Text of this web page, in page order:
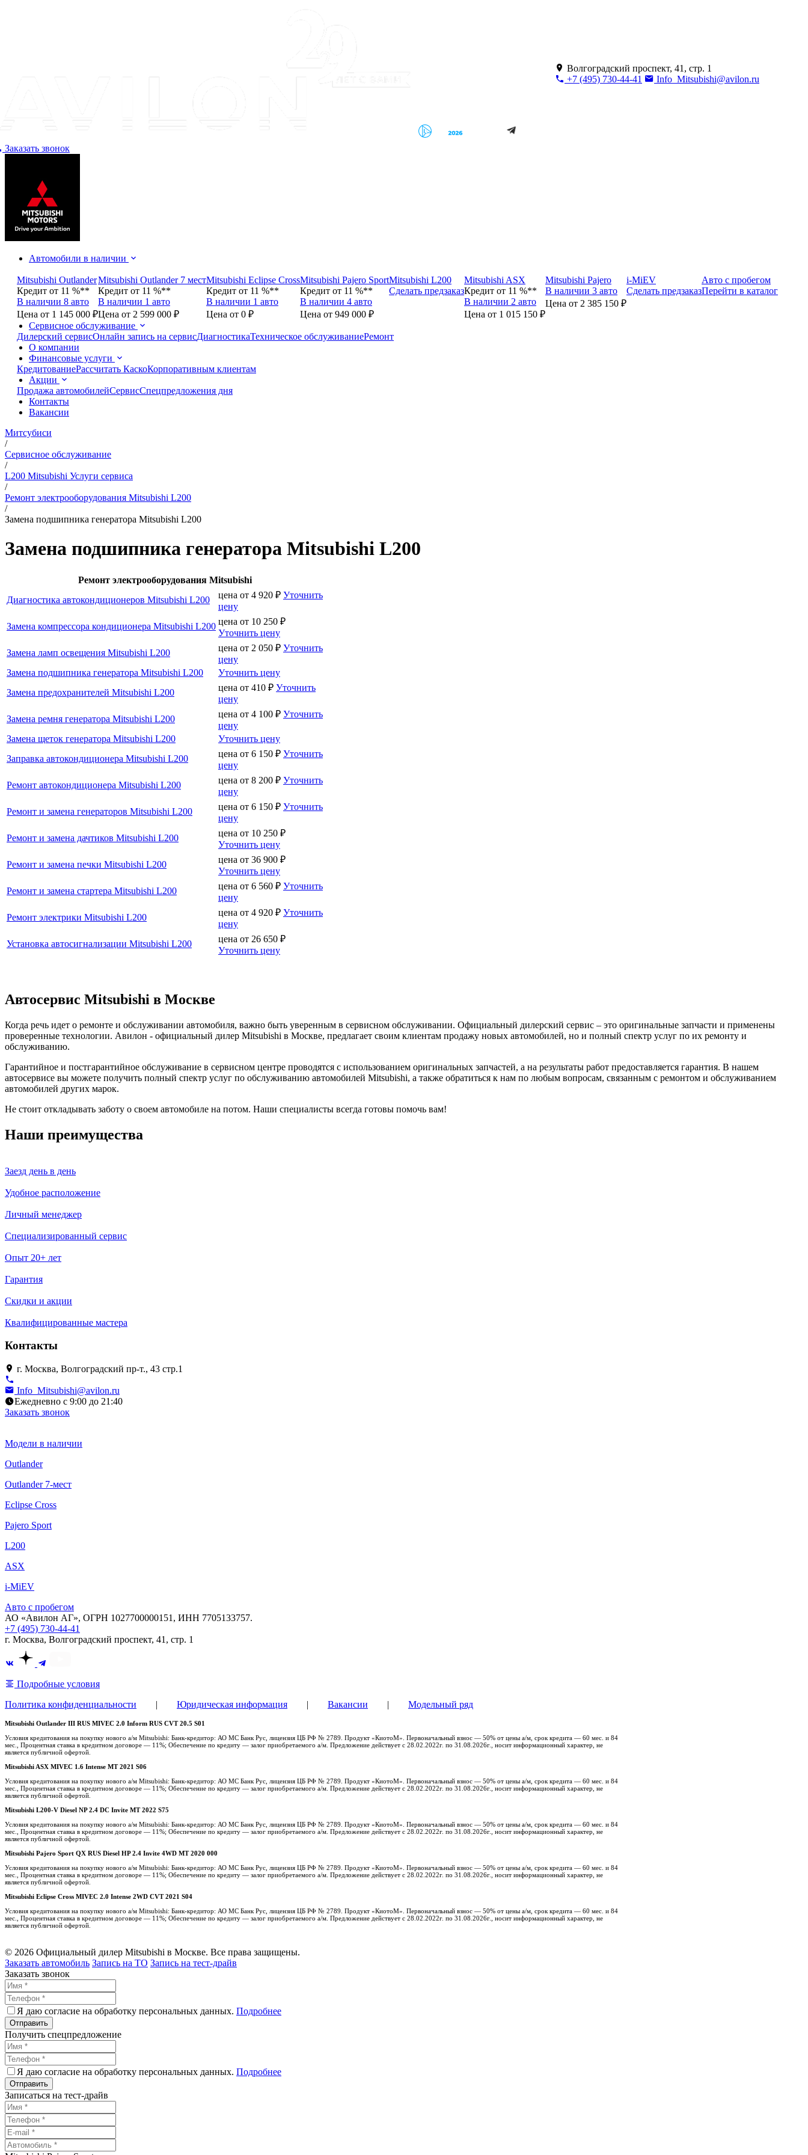
Волгоградский проспект, 41, стр. 1
+7 (495) 730-44-41
Info_Mitsubishi@avilon.ru
Заказать звонок
Автомобили в наличии
Mitsubishi Outlander
Кредит от 11 %**
В наличии 8 авто
Цена от 1 145 000 ₽
Mitsubishi Outlander 7 мест
Кредит от 11 %**
В наличии 1 авто
Цена от 2 599 000 ₽
Mitsubishi Eclipse Cross
Кредит от 11 %**
В наличии 1 авто
Цена от 0 ₽
Mitsubishi Pajero Sport
Кредит от 11 %**
В наличии 4 авто
Цена от 949 000 ₽
Mitsubishi L200
Сделать предзаказ
Mitsubishi ASX
Кредит от 11 %**
В наличии 2 авто
Цена от 1 015 150 ₽
Mitsubishi Pajero
В наличии 3 авто
Цена от 2 385 150 ₽
i-MiEV
Сделать предзаказ
Авто с пробегом
Перейти в каталог
Сервисное обслуживание
Дилерский сервисОнлайн запись на сервисДиагностикаТехническое обслуживаниеРемонт
О компании
Финансовые услуги
КредитованиеРассчитать КаскоКорпоративным клиентам
Акции
Продажа автомобилейСервисСпецпредложения дня
Контакты
Вакансии
Митсубиси
/
Сервисное обслуживание
/
L200 Mitsubishi Услуги сервиса
/
Ремонт электрооборудования Mitsubishi L200
/
Замена подшипника генератора Mitsubishi L200
Замена подшипника генератора Mitsubishi L200
Ремонт электрооборудования Mitsubishi
Диагностика автокондиционеров Mitsubishi L200
цена от 4 920 ₽ Уточнить
цену
Замена компрессора кондиционера Mitsubishi L200 цена от 10 250 ₽
Уточнить цену
Замена ламп освещения Mitsubishi L200
цена от 2 050 ₽ Уточнить
цену
Замена подшипника генератора Mitsubishi L200
Уточнить цену
Замена предохранителей Mitsubishi L200
цена от 410 ₽ Уточнить
цену
Замена ремня генератора Mitsubishi L200
цена от 4 100 ₽ Уточнить
цену
Замена щеток генератора Mitsubishi L200
Уточнить цену
Заправка автокондиционера Mitsubishi L200
цена от 6 150 ₽ Уточнить
цену
Ремонт автокондиционера Mitsubishi L200
цена от 8 200 ₽ Уточнить
цену
Ремонт и замена генераторов Mitsubishi L200
цена от 6 150 ₽ Уточнить
цену
Ремонт и замена дачтиков Mitsubishi L200
цена от 10 250 ₽
Уточнить цену
Ремонт и замена печки Mitsubishi L200
цена от 36 900 ₽
Уточнить цену
Ремонт и замена стартера Mitsubishi L200
цена от 6 560 ₽ Уточнить
цену
Ремонт электрики Mitsubishi L200
цена от 4 920 ₽ Уточнить
цену
Установка автосигнализации Mitsubishi L200
цена от 26 650 ₽
Уточнить цену
Автосервис Mitsubishi в Москве
Когда речь идет о ремонте и обслуживании автомобиля, важно быть уверенным в сервисном обслуживании. Официальный дилерский сервис – это оригинальные запчасти и применены
проверенные технологии. Авилон - официальный дилер Mitsubishi в Москве, предлагает своим клиентам продажу новых автомобилей, но и полный спектр услуг по их ремонту и
обслуживанию.
Гарантийное и постгарантийное обслуживание в сервисном центре проводятся с использованием оригинальных запчастей, а на результаты работ предоставляется гарантия. В нашем
автосервисе вы можете получить полный спектр услуг по обслуживанию автомобилей Mitsubishi, а также обратиться к нам по любым вопросам, связанным с ремонтом и обслуживанием
автомобилей других марок.
Не стоит откладывать заботу о своем автомобиле на потом. Наши специалисты всегда готовы помочь вам!
Наши преимущества
Заезд день в день
Удобное расположение
Личный менеджер
Специализированный сервис
Опыт 20+ лет
Гарантия
Скидки и акции
Квалифицированные мастера
Контакты
г. Москва, Волгоградский пр-т., 43 стр.1
Info_Mitsubishi@avilon.ru
Ежедневно с 9:00 до 21:40
Заказать звонок
Модели в наличии
Outlander
Outlander 7-мест
Eclipse Cross
Pajero Sport
L200
ASX
i-MiEV
Авто с пробегом
АО «Авилон АГ», ОГРН 1027700000151, ИНН 7705133757.
+7 (495) 730-44-41
г. Москва, Волгоградский проспект, 41, стр. 1
Подробные условия
Политика конфиденциальности | Юридическая информация | Вакансии | Модельный ряд
Mitsubishi Outlander III RUS MIVEC 2.0 Inform RUS CVT 20.5 S01
Условия кредитования на покупку нового а/м Mitsubishi: Банк-кредитор: АО МС Банк Рус, лицензия ЦБ РФ № 2789. Продукт «КиотоМ». Первоначальный взнос — 50% от цены а/м, срок кредита — 60 мес. и 84
мес., Процентная ставка в кредитном договоре — 11%; Обеспечение по кредиту — залог приобретаемого а/м. Предложение действует с 28.02.2022г. по 31.08.2026г., носит информационный характер, не
является публичной офертой.
Mitsubishi ASX MIVEC 1.6 Intense MT 2021 S06
Условия кредитования на покупку нового а/м Mitsubishi: Банк-кредитор: АО МС Банк Рус, лицензия ЦБ РФ № 2789. Продукт «КиотоМ». Первоначальный взнос — 50% от цены а/м, срок кредита — 60 мес. и 84
мес., Процентная ставка в кредитном договоре — 11%; Обеспечение по кредиту — залог приобретаемого а/м. Предложение действует с 28.02.2022г. по 31.08.2026г., носит информационный характер, не
является публичной офертой.
Mitsubishi L200-V Diesel NP 2.4 DC Invite MT 2022 S75
Условия кредитования на покупку нового а/м Mitsubishi: Банк-кредитор: АО МС Банк Рус, лицензия ЦБ РФ № 2789. Продукт «КиотоМ». Первоначальный взнос — 50% от цены а/м, срок кредита — 60 мес. и 84
мес., Процентная ставка в кредитном договоре — 11%; Обеспечение по кредиту — залог приобретаемого а/м. Предложение действует с 28.02.2022г. по 31.08.2026г., носит информационный характер, не
является публичной офертой.
Mitsubishi Pajero Sport QX RUS Diesel HP 2.4 Invite 4WD MT 2020 000
Условия кредитования на покупку нового а/м Mitsubishi: Банк-кредитор: АО МС Банк Рус, лицензия ЦБ РФ № 2789. Продукт «КиотоМ». Первоначальный взнос — 50% от цены а/м, срок кредита — 60 мес. и 84
мес., Процентная ставка в кредитном договоре — 11%; Обеспечение по кредиту — залог приобретаемого а/м. Предложение действует с 28.02.2022г. по 31.08.2026г., носит информационный характер, не
является публичной офертой.
Mitsubishi Eclipse Cross MIVEC 2.0 Intense 2WD CVT 2021 S04
Условия кредитования на покупку нового а/м Mitsubishi: Банк-кредитор: АО МС Банк Рус, лицензия ЦБ РФ № 2789. Продукт «КиотоМ». Первоначальный взнос — 50% от цены а/м, срок кредита — 60 мес. и 84
мес., Процентная ставка в кредитном договоре — 11%; Обеспечение по кредиту — залог приобретаемого а/м. Предложение действует с 28.02.2022г. по 31.08.2026г., носит информационный характер, не
является публичной офертой.
© 2026 Официальный дилер Mitsubishi в Москве. Все права защищены.
Заказать автомобиль Запись на ТО Запись на тест-драйв
Заказать звонок
Я даю согласие на обработку персональных данных. Подробнее
Получить спецпредложение
Я даю согласие на обработку персональных данных. Подробнее
Записаться на тест-драйв